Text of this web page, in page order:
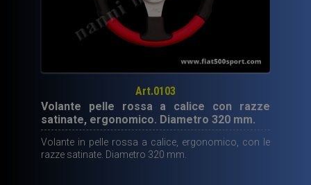
Art.0103
Volante pelle rossa a calice con razze
satinate, ergonomico. Diametro 320 mm.
Volante in pelle rossa a calice, ergonomico, con le
razze satinate. Diametro 320 mm.